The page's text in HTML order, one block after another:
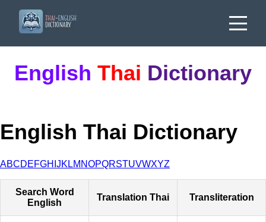
English Thai Dictionary
English Thai Dictionary
ABCDEFGH JK LM NOPQRSTUVWXYZ
Search Word
English
Translation Thai Transliteration